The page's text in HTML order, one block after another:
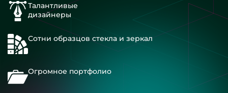
Талантливые
дизайнеры
Сотни образцов стекла и зеркал
Огромное портфолио